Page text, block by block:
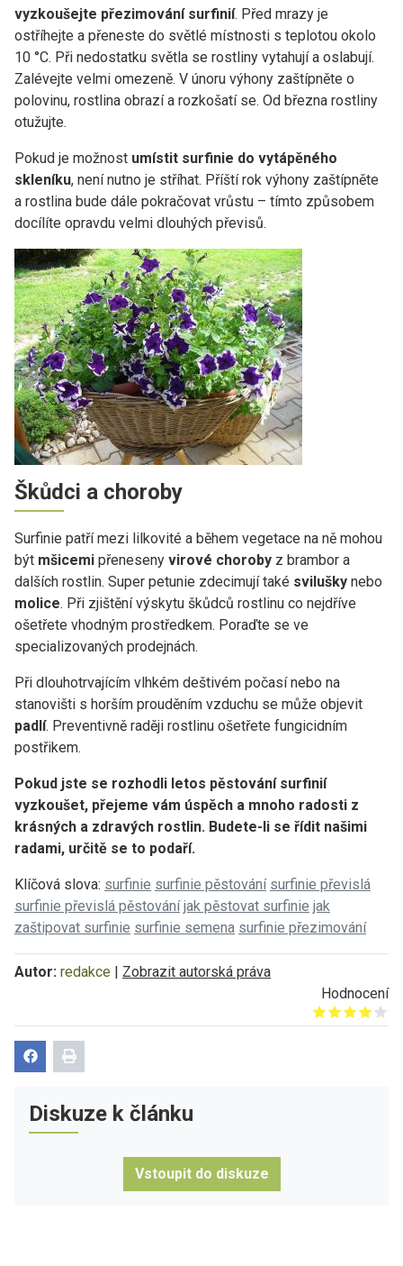
vyzkoušejte přezimování surfinií. Před mrazy je
ostříhejte a přeneste do světlé místnosti s teplotou okolo
10 °C. Při nedostatku světla se rostliny vytahují a oslabují.
Zalévejte velmi omezeně. V únoru výhony zaštípněte o
polovinu, rostlina obrazí a rozkošatí se. Od března rostliny
otužujte.
Pokud je možnost umístit surfinie do vytápěného
skleníku, není nutno je stříhat. Příští rok výhony zaštípněte
a rostlina bude dále pokračovat vrůstu – tímto způsobem
docílíte opravdu velmi dlouhých převisů.
Škůdci a choroby
Surfinie patří mezi lilkovité a během vegetace na ně mohou
být mšicemi přeneseny virové choroby z brambor a
dalších rostlin. Super petunie zdecimují také svilušky nebo
molice. Při zjištění výskytu škůdců rostlinu co nejdříve
ošetřete vhodným prostředkem. Poraďte se ve
specializovaných prodejnách.
Při dlouhotrvajícím vlhkém deštivém počasí nebo na
stanovišti s horším prouděním vzduchu se může objevit
padlí. Preventivně raději rostlinu ošetřete fungicidním
postřikem.
Pokud jste se rozhodli letos pěstování surfinií
vyzkoušet, přejeme vám úspěch a mnoho radosti z
krásných a zdravých rostlin. Budete-li se řídit našimi
radami, určitě se to podaří.
Klíčová slova: surfinie surfinie pěstování surfinie převislá
surfinie převislá pěstování jak pěstovat surfinie jak
zaštipovat surfinie surfinie semena surfinie přezimování
Autor: redakce | Zobrazit autorská práva
Hodnocení
Give it 1/5
Give it 2/5
Give it 3/5
Give it 4/5
Give it 5/5
Diskuze k článku
Vstoupit do diskuze